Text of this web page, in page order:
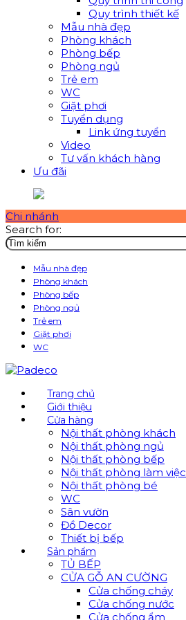
Quy trình thiết kế
Mẫu nhà đẹp
Phòng khách
Phòng bếp
Phòng ngủ
Trẻ em
WC
Giặt phơi
Tuyển dụng
Link ứng tuyển
Video
Tư vấn khách hàng
Ưu đãi
Chi nhánh
Search for:
Mẫu nhà đẹp
Phòng khách
Phòng bếp
Phòng ngủ
Trẻ em
Giặt phơi
WC
Trang chủ
Giới thiệu
Cửa hàng
Nội thất phòng khách
Nội thất phòng ngủ
Nội thất phòng bếp
Nội thất phòng làm việc
Nội thất phòng bé
WC
Sân vườn
Đồ Decor
Thiết bị bếp
Sản phẩm
TỦ BẾP
CỬA GỖ AN CƯỜNG
Cửa chống cháy
Cửa chống nước
Cửa chống ẩm